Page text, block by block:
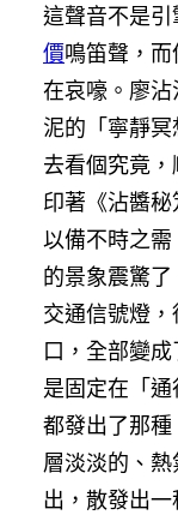
這聲音不是
價鳴笛聲，
在哀嚎。廖
泥的「寧靜
去看個究竟，
印著《沾醬
以備不時之
的景象震驚
交通信號燈
口，全部變
是固定在「
都發出了那
層淡淡的、
出，散發出